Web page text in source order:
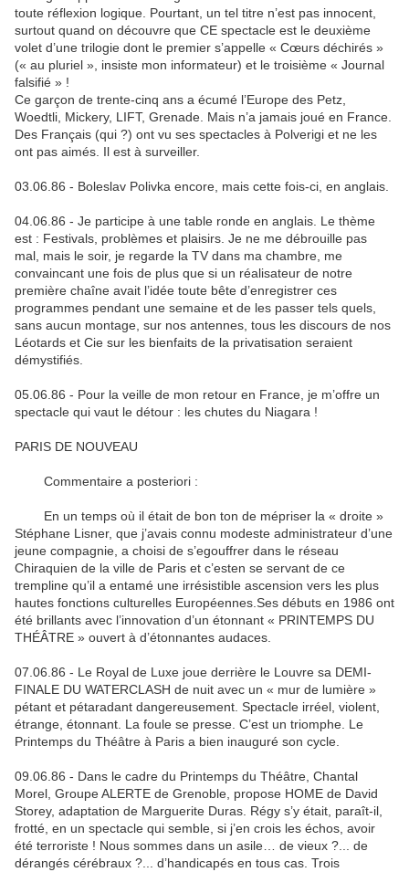
toute réflexion logique. Pourtant, un tel titre n’est pas innocent,
surtout quand on découvre que CE spectacle est le deuxième
volet d’une trilogie dont le premier s’appelle « Cœurs déchirés »
(« au pluriel », insiste mon informateur) et le troisième « Journal
falsifié » !
Ce garçon de trente-cinq ans a écumé l’Europe des Petz,
Woedtli, Mickery, LIFT, Grenade. Mais n’a jamais joué en France.
Des Français (qui ?) ont vu ses spectacles à Polverigi et ne les
ont pas aimés. Il est à surveiller.
03.06.86 - Boleslav Polivka encore, mais cette fois-ci, en anglais.
04.06.86 - Je participe à une table ronde en anglais. Le thème
est : Festivals, problèmes et plaisirs. Je ne me débrouille pas
mal, mais le soir, je regarde la TV dans ma chambre, me
convaincant une fois de plus que si un réalisateur de notre
première chaîne avait l’idée toute bête d’enregistrer ces
programmes pendant une semaine et de les passer tels quels,
sans aucun montage, sur nos antennes, tous les discours de nos
Léotards et Cie sur les bienfaits de la privatisation seraient
démystifiés.
05.06.86 - Pour la veille de mon retour en France, je m’offre un
spectacle qui vaut le détour : les chutes du Niagara !
PARIS DE NOUVEAU
Commentaire a posteriori :
En un temps où il était de bon ton de mépriser la « droite »
Stéphane Lisner, que j’avais connu modeste administrateur d’une
jeune compagnie, a choisi de s’egouffrer dans le réseau
Chiraquien de la ville de Paris et c’esten se servant de ce
trempline qu’il a entamé une irrésistible ascension vers les plus
hautes fonctions culturelles Européennes.Ses débuts en 1986 ont
été brillants avec l’innovation d’un étonnant « PRINTEMPS DU
THÉÂTRE » ouvert à d’étonnantes audaces.
07.06.86 - Le Royal de Luxe joue derrière le Louvre sa DEMI-
FINALE DU WATERCLASH de nuit avec un « mur de lumière »
pétant et pétaradant dangereusement. Spectacle irréel, violent,
étrange, étonnant. La foule se presse. C’est un triomphe. Le
Printemps du Théâtre à Paris a bien inauguré son cycle.
09.06.86 - Dans le cadre du Printemps du Théâtre, Chantal
Morel, Groupe ALERTE de Grenoble, propose HOME de David
Storey, adaptation de Marguerite Duras. Régy s’y était, paraît-il,
frotté, en un spectacle qui semble, si j’en crois les échos, avoir
été terroriste ! Nous sommes dans un asile… de vieux ?... de
dérangés cérébraux ?... d’handicapés en tous cas. Trois